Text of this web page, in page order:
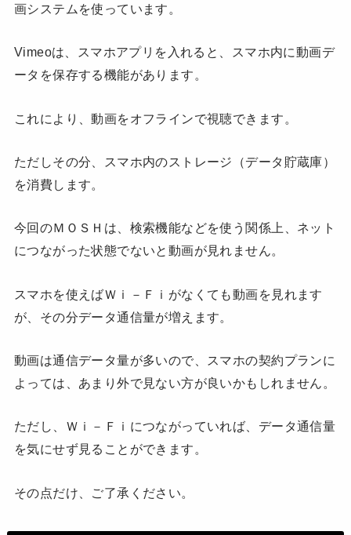
画システムを使っています。
Vimeoは、スマホアプリを入れると、スマホ内に動画デ
ータを保存する機能があります。
これにより、動画をオフラインで視聴できます。
ただしその分、スマホ内のストレージ（データ貯蔵庫）
を消費します。
今回のＭＯＳＨは、検索機能などを使う関係上、ネット
につながった状態でないと動画が見れません。
スマホを使えばＷｉ－Ｆｉがなくても動画を見れます
が、その分データ通信量が増えます。
動画は通信データ量が多いので、スマホの契約プランに
よっては、あまり外で見ない方が良いかもしれません。
ただし、Ｗｉ－Ｆｉにつながっていれば、データ通信量
を気にせず見ることができます。
その点だけ、ご了承ください。